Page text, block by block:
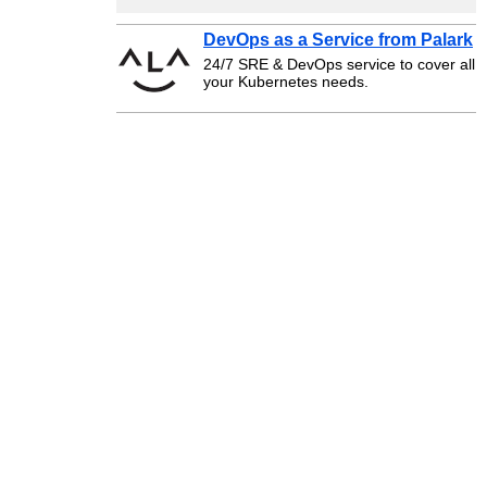
DevOps as a Service from Palark
24/7 SRE & DevOps service to cover all
your Kubernetes needs.